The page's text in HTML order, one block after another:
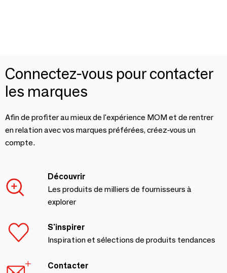
Connectez-vous pour contacter
les marques
Afin de profiter au mieux de l'expérience MOM et de rentrer
en relation avec vos marques préférées, créez-vous un
compte.
Découvrir
Les produits de milliers de fournisseurs à
explorer
S'inspirer
Inspiration et sélections de produits tendances
Contacter